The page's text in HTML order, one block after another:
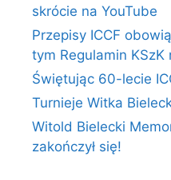
skrócie na YouTube
Przepisy ICCF
tym Regulamin KSzK
Świętując 60-lecie
Turnieje Witka
Witold Bielecki
zakończył się!